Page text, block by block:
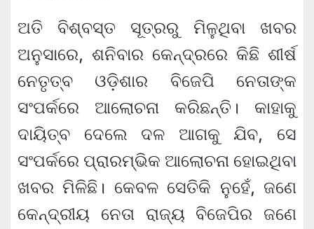
ଅତି ବିଶ୍ବସ୍ତ ସୂତ୍ରରୁ ମିଳୁଥିବା ଖବର
ଅନୁସାରେ, ଶନିବାର କେନ୍ଦ୍ରରେ କିଛି ଶୀର୍ଷ
ନେତୃତ୍ବ ଓଡ଼ିଶାର ବିଜେପି ନେତାଙ୍କ
ସଂପର୍କରେ ଆଲୋଚନା କରିଛନ୍ତି। କାହାକୁ
ଦାୟିତ୍ବ ଦେଲେ ଦଳ ଆଗକୁ ଯିବ, ସେ
ସଂପର୍କରେ ପ୍ରାରମ୍ଭିକ ଆଲୋଚନା ହୋଇଥିବା
ଖବର ମିଳିଛି। କେବଳ ସେତିକି ନୁହେଁ, ଜଣେ
କେନ୍ଦ୍ରୀୟ ନେତା ରାଜ୍ୟ ବିଜେପିର ଜଣେ